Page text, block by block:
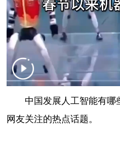
中国发展人工智能有哪
网友关注的热点话题。